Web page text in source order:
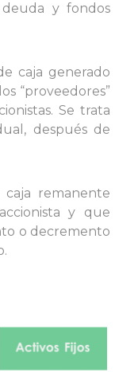
y fondos
caja generado
“proveedores”
Se trata
después de
remanente
y que
o decremento